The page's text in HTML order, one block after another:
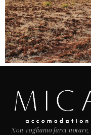
Non vogliamo farci notare,